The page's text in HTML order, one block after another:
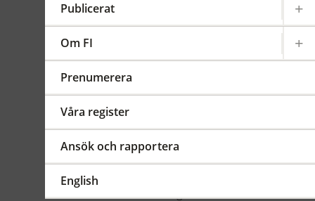
Publicerat
Om FI
Prenumerera
Våra register
Ansök och rapportera
English
proportionalitetsbedömning
företagen. Det ska framgå av
riktlinjer hur ansvaret för att
enligt
penningtvättsregelverket är